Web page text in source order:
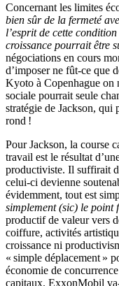
Concernant les limites
bien sûr de la fermeté
l’esprit de cette
croissance pourrait être
négociations en cours
d’imposer ne fût-ce que
Kyoto à Copenhague on
sociale pourrait seule
stratégie de Jackson, qui
rond !
Pour Jackson, la course
travail est le résultat
productiviste. Il suffirait
celui-ci devienne
évidemment, tout est
simplement (sic) le point
productif de valeur vers
coiffure, activités
croissance ni
« simple déplacement »
économie de
capitaux. ExxonMobil